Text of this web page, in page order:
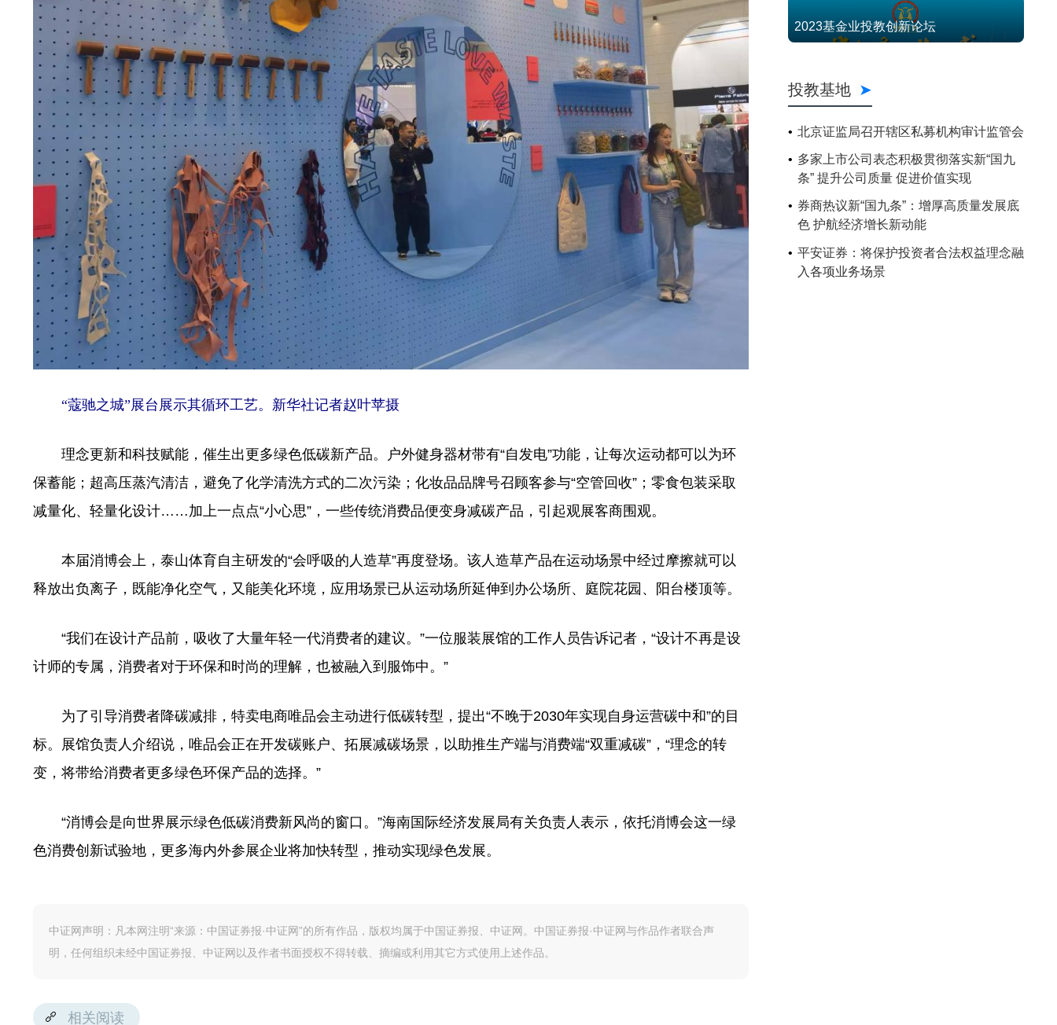
“蔻驰之城”展台展示其循环工艺。新华社记者赵叶苹摄
理念更新和科技赋能，催生出更多绿色低碳新产品。户外健身器材带有“自发电”功能，让每次运动都可以为环
保蓄能；超高压蒸汽清洁，避免了化学清洗方式的二次污染；化妆品品牌号召顾客参与“空管回收”；零食包装采取
减量化、轻量化设计……加上一点点“小心思”，一些传统消费品便变身减碳产品，引起观展客商围观。
本届消博会上，泰山体育自主研发的“会呼吸的人造草”再度登场。该人造草产品在运动场景中经过摩擦就可以
释放出负离子，既能净化空气，又能美化环境，应用场景已从运动场所延伸到办公场所、庭院花园、阳台楼顶等。
“我们在设计产品前，吸收了大量年轻一代消费者的建议。”一位服装展馆的工作人员告诉记者，“设计不再是设
计师的专属，消费者对于环保和时尚的理解，也被融入到服饰中。”
为了引导消费者降碳减排，特卖电商唯品会主动进行低碳转型，提出“不晚于2030年实现自身运营碳中和”的目
标。展馆负责人介绍说，唯品会正在开发碳账户、拓展减碳场景，以助推生产端与消费端“双重减碳”，“理念的转
变，将带给消费者更多绿色环保产品的选择。”
“消博会是向世界展示绿色低碳消费新风尚的窗口。”海南国际经济发展局有关负责人表示，依托消博会这一绿
色消费创新试验地，更多海内外参展企业将加快转型，推动实现绿色发展。
中证网声明：凡本网注明“来源：中国证券报·中证网”的所有作品，版权均属于中国证券报、中证网。中国证券报·中证网与作品作者联合声
明，任何组织未经中国证券报、中证网以及作者书面授权不得转载、摘编或利用其它方式使用上述作品。
相关阅读
2023基金业投教创新论坛
投教基地
北京证监局召开辖区私募机构审计监管会
多家上市公司表态积极贯彻落实新“国九
条” 提升公司质量 促进价值实现
券商热议新“国九条”：增厚高质量发展底
色 护航经济增长新动能
平安证券：将保护投资者合法权益理念融
入各项业务场景